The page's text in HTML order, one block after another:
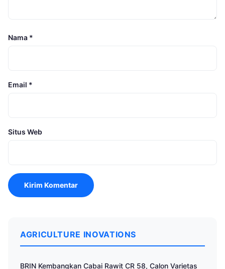
Nama *
Email *
Situs Web
AGRICULTURE INOVATIONS
BRIN Kembangkan Cabai Rawit CR 58, Calon Varietas